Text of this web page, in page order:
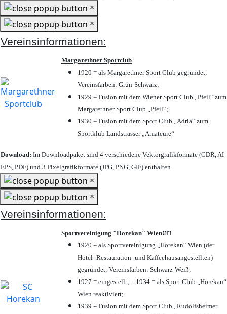
×
×
Vereinsinformationen:
Margarethner Sportclub
1920 = als Margarethner Sport Club gegründet;
Vereinsfarben: Grün-Schwarz;
1929 = Fusion mit dem Wiener Sport Club „Pfeil“ zum
Margarethner Sport Club „Pfeil“;
1930 = Fusion mit dem Sport Club „Adria“ zum
Sportklub Landstrasser „Amateure“
Download: Im Downloadpaket sind 4 verschiedene Vektorgrafikformate (CDR, AI
EPS, PDF) und 3 Pixelgrafikformate (JPG, PNG, GIF) enthalten.
×
×
Vereinsinformationen:
Sportvereinigung "Horekan" Wienen
1920 = als Sportvereinigung „Horekan“ Wien (der
Hotel- Restauration- und Kaffeehausangestellten)
gegründet; Vereinsfarben: Schwarz-Weiß;
1927 = eingestellt; – 1934 = als Sport Club „Horekan“
Wien reaktiviert;
1939 = Fusion mit dem Sport Club „Rudolfsheimer